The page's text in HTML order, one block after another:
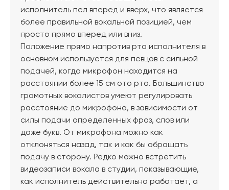
исполнитель пел вперед и вверх, что является
более правильной вокальной позицией, чем
просто прямо вперед или вниз.
Положение прямо напротив рта исполнителя в
основном используется для певцов с сильной
подачей, когда микрофон находится на
расстоянии более 15 см ото рта. Большинство
грамотных вокалистов умеют регулировать
расстояние до микрофона, в зависимости от
силы подачи определенных фраз, слов или
даже букв. От микрофона можно как
отклоняться назад, так и как бы обращать
подачу в сторону. Редко можно встретить
видеозаписи вокала в студии, показывающие,
как исполнитель действительно работает, а